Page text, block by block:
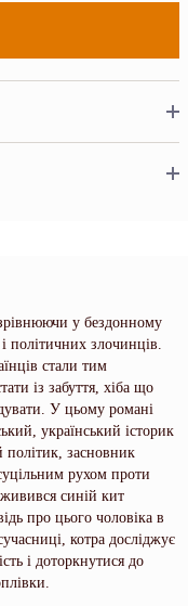
у бездонному
політичних злочинців.
стали тим
із забуття, хіба що
У цьому романі
український історик
політик, засновник
рухом проти
синій кит
про цього чоловіка в
котра досліджує
і доторкнутися до